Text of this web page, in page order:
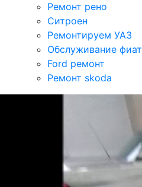
Ремонт рено
Ситроен
Ремонтируем УАЗ
Обслуживание фиат
Ford ремонт
Ремонт skoda